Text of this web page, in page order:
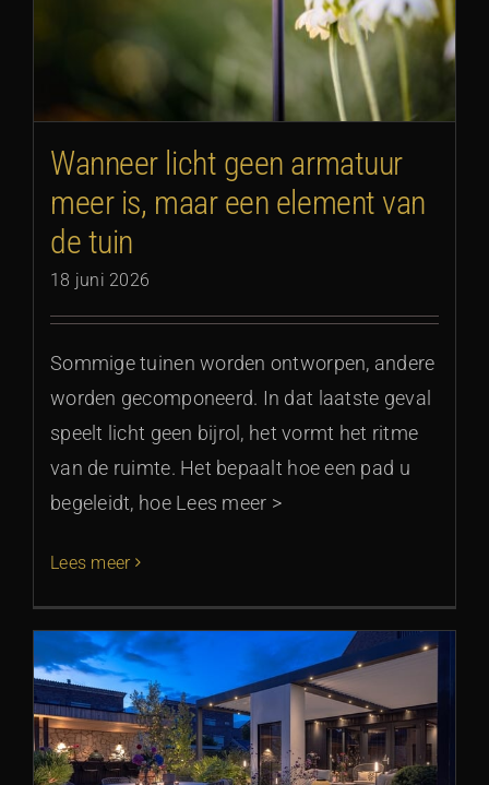
Wanneer licht geen armatuur
meer is, maar een element van
de tuin
18 juni 2026
Sommige tuinen worden ontworpen, andere
worden gecomponeerd. In dat laatste geval
speelt licht geen bijrol, het vormt het ritme
van de ruimte. Het bepaalt hoe een pad u
begeleidt, hoe Lees meer >
Lees meer